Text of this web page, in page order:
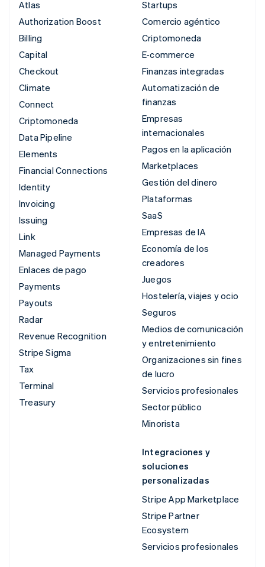
Atlas
Authorization Boost
Billing
Capital
Checkout
Climate
Connect
Criptomoneda
Data Pipeline
Elements
Financial Connections
Identity
Invoicing
Issuing
Link
Managed Payments
Enlaces de pago
Payments
Payouts
Radar
Revenue Recognition
Stripe Sigma
Tax
Terminal
Treasury
Startups
Comercio agéntico
Criptomoneda
E-commerce
Finanzas integradas
Automatización de
finanzas
Empresas
internacionales
Pagos en la aplicación
Marketplaces
Gestión del dinero
Plataformas
SaaS
Empresas de IA
Economía de los
creadores
Juegos
Hostelería, viajes y ocio
Seguros
Medios de comunicación
y entretenimiento
Organizaciones sin fines
de lucro
Servicios profesionales
Sector público
Minorista
Integraciones y
soluciones
personalizadas
Stripe App Marketplace
Stripe Partner
Ecosystem
Servicios profesionales